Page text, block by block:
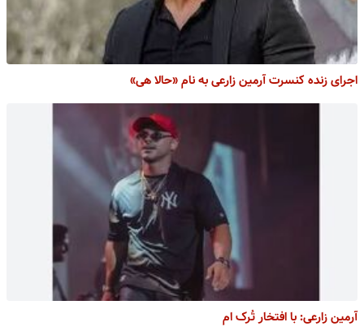
اجرای زنده کنسرت آرمین زارعی به نام «حالا هی»
آرمین زارعی: با افتخار تُرک ام